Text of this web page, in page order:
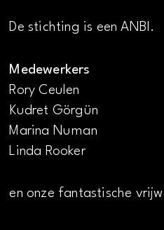
De stichting is een ANBI.
Medewerkers
Rory Ceulen
Kudret Görgün
Marina Numan
Linda Rooker
en onze fantastische